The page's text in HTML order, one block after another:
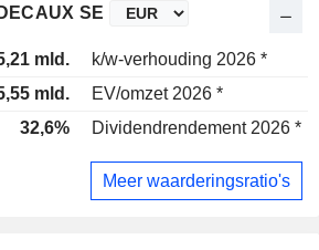
SE
mld. k/w-verhouding 2026 *
mld. EV/omzet 2026 *
32,6% Dividendrendement 2026 *
Meer waarderingsratio's